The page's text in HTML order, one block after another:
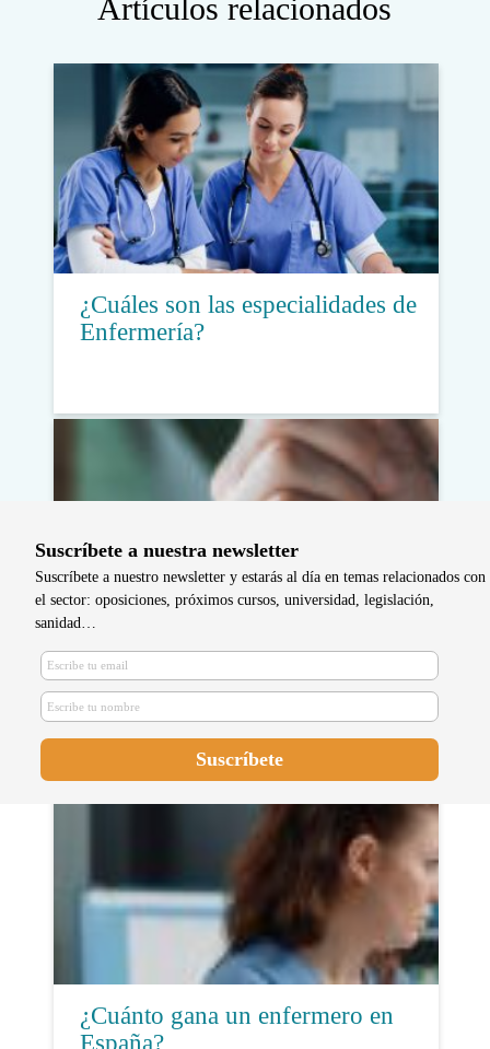
Artículos relacionados
¿Cuáles son las especialidades de
Enfermería?
C. Valenciana publica el listado
provisional de admitidos al
concurso-oposición de enfermeras
¿Cuánto gana un enfermero en
España?
Suscríbete a nuestra newsletter
Suscríbete a nuestro newsletter y estarás al día en temas relacionados con
el sector: oposiciones, próximos cursos, universidad, legislación,
sanidad…